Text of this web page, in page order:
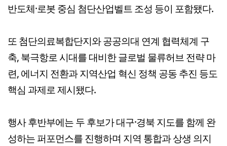
반도체·로봇 중심 첨단산업벨트 조성 등이 포함됐다.
또 첨단의료복합단지와 공공의대 연계 협력체계 구
축, 북극항로 시대를 대비한 글로벌 물류허브 전략 마
련, 에너지 전환과 지역산업 혁신 정책 공동 추진 등도
핵심 과제로 제시됐다.
행사 후반부에는 두 후보가 대구·경북 지도를 함께 완
성하는 퍼포먼스를 진행하며 지역 통합과 상생 의지